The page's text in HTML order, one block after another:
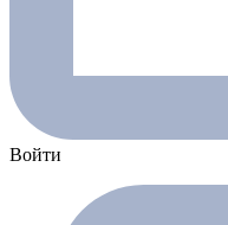
Войти